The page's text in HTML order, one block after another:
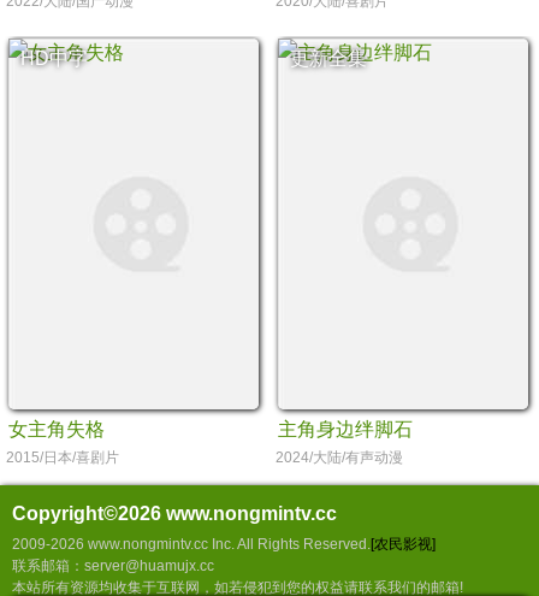
HD中字
女主角失格
2015/日本/喜剧片
更新全集
主角身边绊脚石
2024/大陆/有声动漫
Copyright©2026 www.nongmintv.cc
2009-2026 www.nongmintv.cc Inc. All Rights Reserved. [农民影视]
联系邮箱：server@huamujx.cc
本站所有资源均收集于互联网，如若侵犯到您的权益请联系我们的邮箱!